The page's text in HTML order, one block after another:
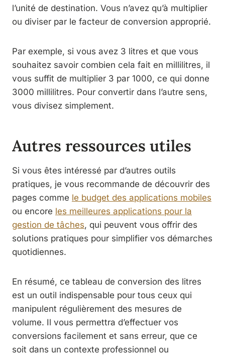
l’unité de destination. Vous n’avez qu’à multiplier
ou diviser par le facteur de conversion approprié.
Par exemple, si vous avez 3 litres et que vous
souhaitez savoir combien cela fait en millilitres, il
vous suffit de multiplier 3 par 1000, ce qui donne
3000 millilitres. Pour convertir dans l’autre sens,
vous divisez simplement.
Autres ressources utiles
Si vous êtes intéressé par d’autres outils
pratiques, je vous recommande de découvrir des
pages comme le budget des applications mobiles
ou encore les meilleures applications pour la
gestion de tâches, qui peuvent vous offrir des
solutions pratiques pour simplifier vos démarches
quotidiennes.
En résumé, ce tableau de conversion des litres
est un outil indispensable pour tous ceux qui
manipulent régulièrement des mesures de
volume. Il vous permettra d’effectuer vos
conversions facilement et sans erreur, que ce
soit dans un contexte professionnel ou